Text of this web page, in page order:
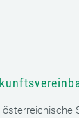
österreichische